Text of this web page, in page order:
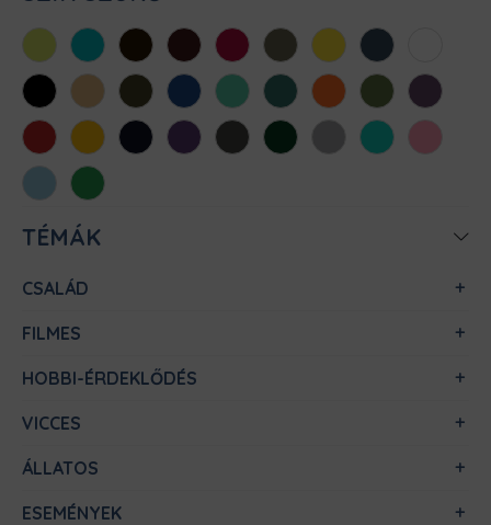
AlmazöldAtollkékBarnaBordóChili Cink Citromsárga
Denim
FeketeHomokKhaki KirálykékMentaMéregzöld
NarancsOliva Padlizsán
Piros SárgaSötétkékSötétlilaSötétszürke
SötétzöldSportszürke
Türkiz
Világos
rózsaszín
Világoskék
Zöld
TÉMÁK
CSALÁD
FILMES
HOBBI-ÉRDEKLŐDÉS
VICCES
ÁLLATOS
ESEMÉNYEK